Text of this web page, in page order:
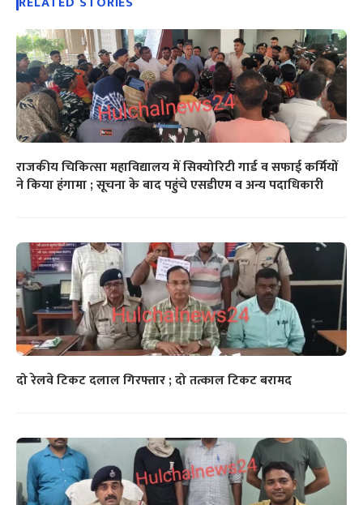
राजकीय चिकित्सा महाविद्यालय में सिक्योरिटी गार्ड व सफाई कर्मियों
ने किया हंगामा ; सूचना के बाद पहुंचे एसडीएम व अन्य पदाधिकारी
दो रेलवे टिकट दलाल गिरफ्तार ; दो तत्काल टिकट बरामद